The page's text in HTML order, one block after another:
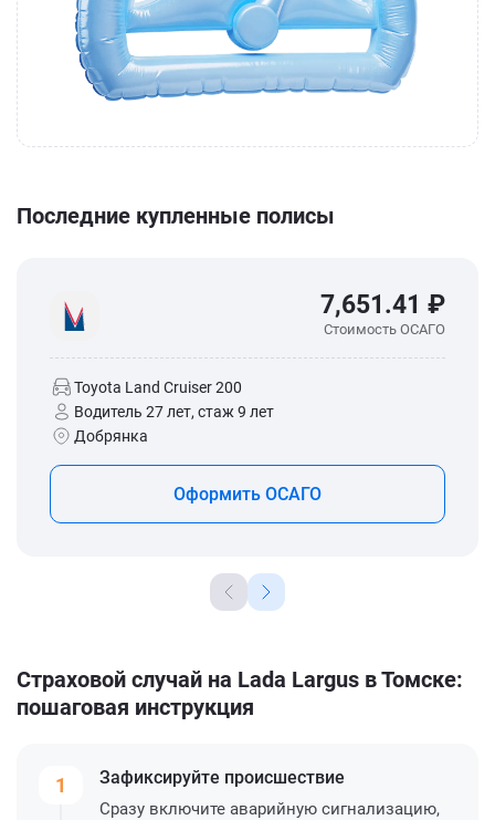
Последние купленные полисы
7,651.41 ₽
Стоимость ОСАГО
Toyota Land Cruiser 200
Водитель 27 лет, стаж 9 лет
Добрянка
Оформить ОСАГО
Страховой случай на Lada Largus в Томске:
пошаговая инструкция
1 Зафиксируйте происшествие
Сразу включите аварийную сигнализацию,